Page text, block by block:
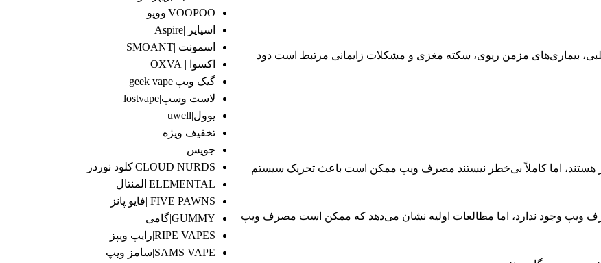
بیماری‌های مزمن ریوی، سکته مغزی و مشکلات زایمانی مرتبط است دود
هستند، اما کاملاً بی‌خطر نیستند مصرف ویپ ممکن است باعث تحریک سیستم
ویپ وجود ندارد، اما مطالعات اولیه نشان می‌دهد که ممکن است مصرف ویپ
VOOPOO|ووپو
اسپایر |Aspire
اسمونت |SMOANT
اکسوا | OXVA
گیک ویپ|geek vape
لاست وسپ|lostvape
یوول|uwell
تخفیف ویژه
جویس
CLOUD NURDS|کلود نوردز
ELEMENTAL|المنتال
FIVE PAWNS |فایو پانز
GUMMY|گامی
RIPE VAPES|رایپ ویپز
SAMS VAPE|سامز ویپ